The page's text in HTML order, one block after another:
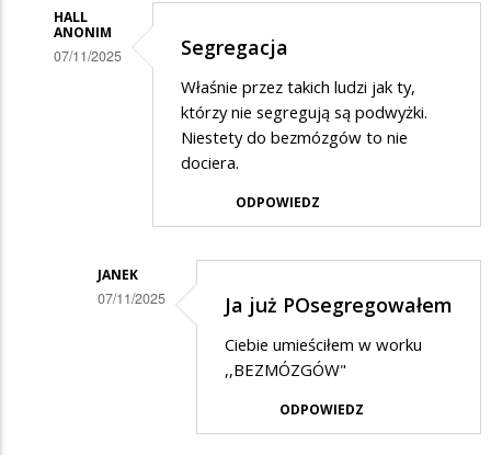
HALL
ANONIM
07/11/2025
ostatniej
Segregacja
Właśnie przez takich ludzi jak ty,
którzy nie segregują są podwyżki.
Niestety do bezmózgów to nie
dociera.
ODPOWIEDZ
JANEK
07/11/2025 Ja już POsegregowałem
Ciebie umieściłem w worku
,,BEZMÓZGÓW"
ODPOWIEDZ